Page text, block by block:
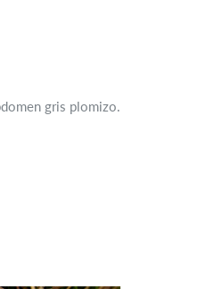
gris plomizo.